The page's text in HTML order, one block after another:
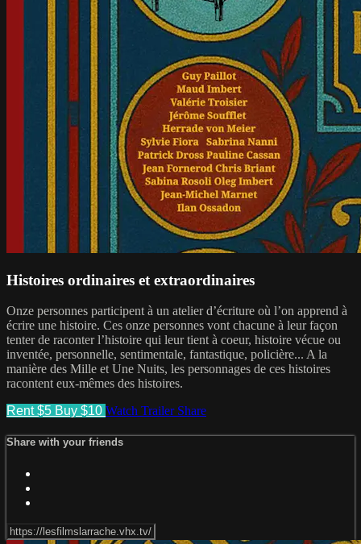
Histoires ordinaires et extraordinaires
Onze personnes participent à un atelier d’écriture où l’on apprend à
écrire une histoire. Ces onze personnes vont chacune à leur façon
tenter de raconter l’histoire qui leur tient à coeur, histoire vécue ou
inventée, personnelle, sentimentale, fantastique, policière... A la
manière des Mille et Une Nuits, les personnages de ces histoires
racontent eux-mêmes des histoires.
Rent $5 Buy $10 Watch Trailer Share
Share with your friends